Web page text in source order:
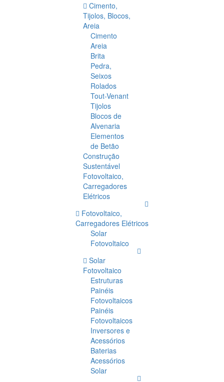
Cimento,
Tijolos, Blocos,
Areia
Cimento
Areia
Brita
Pedra,
Seixos
Rolados
Tout-Venant
Tijolos
Blocos de
Alvenaria
Elementos
de Betão
Construção
Sustentável
Fotovoltaico,
Carregadores
Elétricos
Fotovoltaico,
Carregadores Elétricos
Solar
Fotovoltaico
Solar
Fotovoltaico
Estruturas
Painéis
Fotovoltaicos
Painéis
Fotovoltaicos
Inversores e
Acessórios
Baterias
Acessórios
Solar